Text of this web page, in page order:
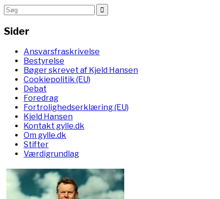
Sider
Ansvarsfraskrivelse
Bestyrelse
Bøger skrevet af Kjeld Hansen
Cookiepolitik (EU)
Debat
Foredrag
Fortrolighedserklæring (EU)
Kjeld Hansen
Kontakt gylle.dk
Om gylle.dk
Stifter
Værdigrundlag